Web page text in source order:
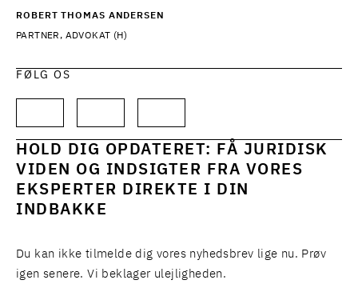
ROBERT THOMAS ANDERSEN
PARTNER, ADVOKAT (H)
FØLG OS
HOLD DIG OPDATERET: FÅ JURIDISK
VIDEN OG INDSIGTER FRA VORES
EKSPERTER DIREKTE I DIN
INDBAKKE
Du kan ikke tilmelde dig vores nyhedsbrev lige nu. Prøv
igen senere. Vi beklager ulejligheden.